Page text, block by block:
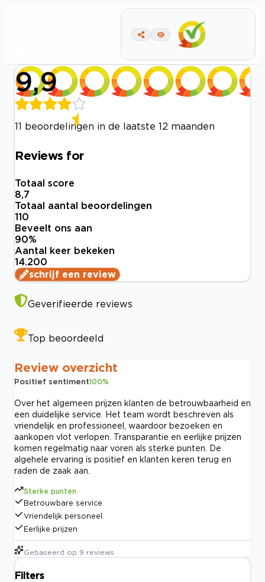
9,9
11 beoordelingen in de laatste 12 maanden
Reviews for
Totaal score
8,7
Totaal aantal beoordelingen
110
Beveelt ons aan
90%
Aantal keer bekeken
14.200
schrijf een review
Geverifieerde reviews
Top beoordeeld
Review overzicht
Positief sentiment100%
Over het algemeen prijzen klanten de betrouwbaarheid en
een duidelijke service. Het team wordt beschreven als
vriendelijk en professioneel, waardoor bezoeken en
aankopen vlot verlopen. Transparantie en eerlijke prijzen
komen regelmatig naar voren als sterke punten. De
algehele ervaring is positief en klanten keren terug en
raden de zaak aan.
Sterke punten
Betrouwbare service
Vriendelijk personeel
Eerlijke prijzen
Gebaseerd op 9 reviews
Filters